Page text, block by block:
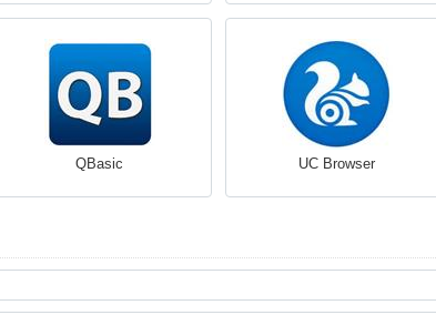
QBasic UC Browser